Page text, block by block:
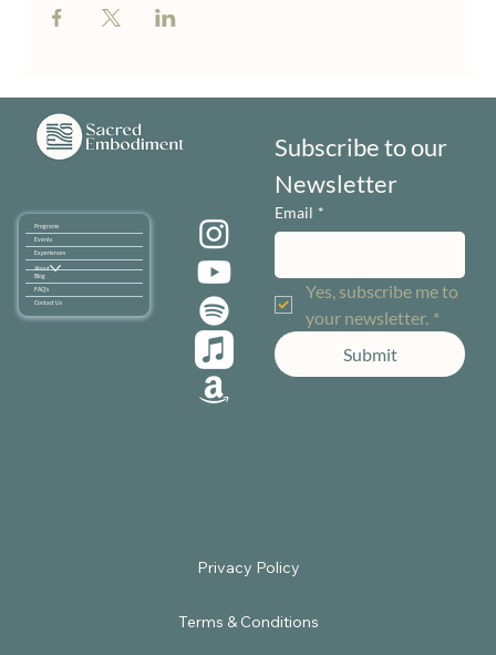
Programs
Events
Experiences
About
Blog
FAQ's
Contact Us
Subscribe to our
Newsletter
Email *
Yes, subscribe me to
your newsletter. *
Submit
Terms & Conditions